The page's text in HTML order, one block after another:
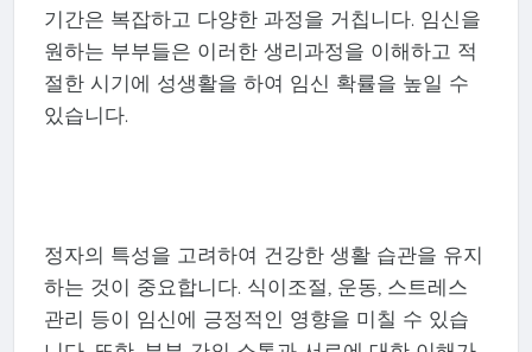
기간은 복잡하고 다양한 과정을 거칩니다. 임신을
원하는 부부들은 이러한 생리과정을 이해하고 적
절한 시기에 성생활을 하여 임신 확률을 높일 수
있습니다.
정자의 특성을 고려하여 건강한 생활 습관을 유지
하는 것이 중요합니다. 식이조절, 운동, 스트레스
관리 등이 임신에 긍정적인 영향을 미칠 수 있습